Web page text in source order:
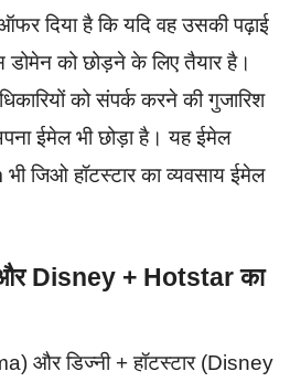
दिया है कि यदि वह उसकी पढ़ाई
डोमेन को छोड़ने के लिए तैयार है।
को संपर्क करने की गुजारिश
ईमेल भी छोड़ा है। यह ईमेल
जिओ हॉटस्टार का व्यवसाय ईमेल
Disney + Hotstar का
और डिज्नी + हॉटस्टार (Disney